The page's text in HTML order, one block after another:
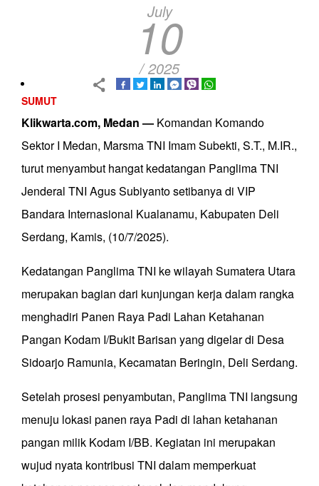
July
10
/ 2025
SUMUT
Klikwarta.com, Medan — Komandan Komando
Sektor I Medan, Marsma TNI Imam Subekti, S.T., M.IR.,
turut menyambut hangat kedatangan Panglima TNI
Jenderal TNI Agus Subiyanto setibanya di VIP
Bandara Internasional Kualanamu, Kabupaten Deli
Serdang, Kamis, (10/7/2025).
Kedatangan Panglima TNI ke wilayah Sumatera Utara
merupakan bagian dari kunjungan kerja dalam rangka
menghadiri Panen Raya Padi Lahan Ketahanan
Pangan Kodam I/Bukit Barisan yang digelar di Desa
Sidoarjo Ramunia, Kecamatan Beringin, Deli Serdang.
Setelah prosesi penyambutan, Panglima TNI langsung
menuju lokasi panen raya Padi di lahan ketahanan
pangan milik Kodam I/BB. Kegiatan ini merupakan
wujud nyata kontribusi TNI dalam memperkuat